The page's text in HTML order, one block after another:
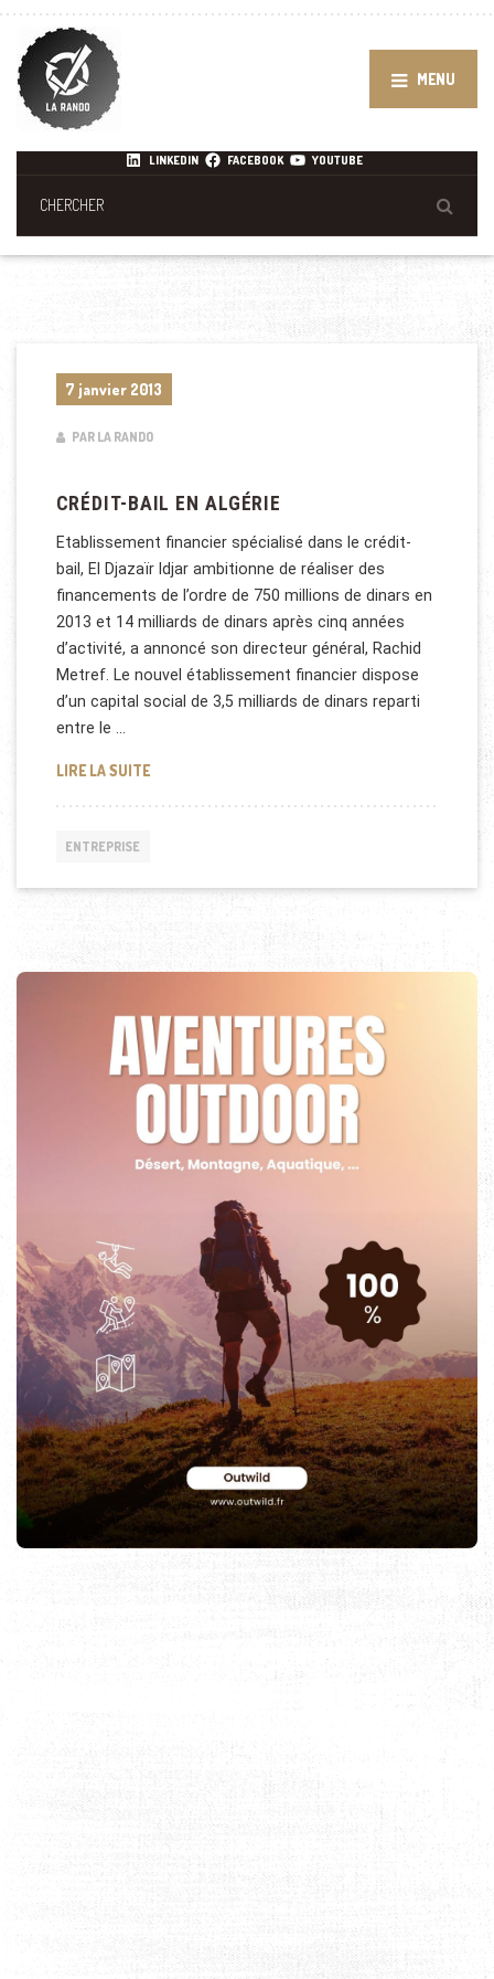
MENU
LINKEDIN FACEBOOK YOUTUBE
7 janvier 2013
PAR LA RANDO
CRÉDIT-BAIL EN ALGÉRIE
Etablissement financier spécialisé dans le crédit-
bail, El Djazaïr Idjar ambitionne de réaliser des
financements de l’ordre de 750 millions de dinars en
2013 et 14 milliards de dinars après cinq années
d’activité, a annoncé son directeur général, Rachid
Metref. Le nouvel établissement financier dispose
d’un capital social de 3,5 milliards de dinars reparti
entre le …
LIRE LA SUITECRÉDIT-BAIL EN ALGÉRIE
ENTREPRISE